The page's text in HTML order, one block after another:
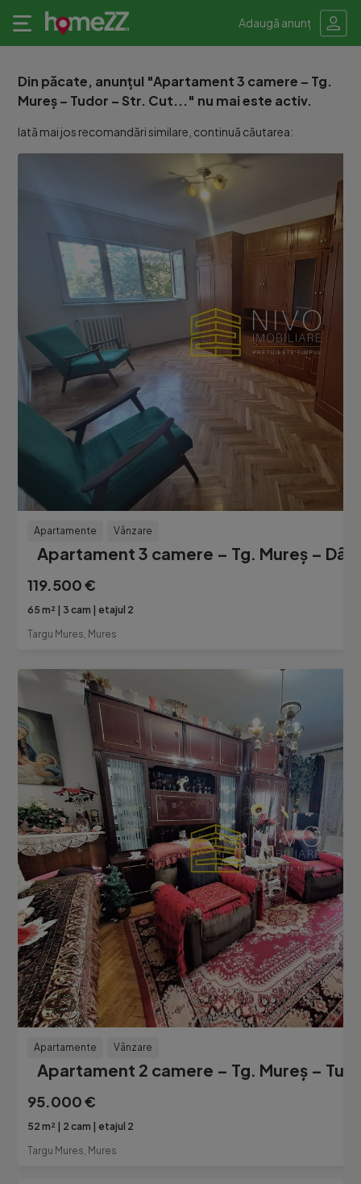
Adaugă anunț
Din păcate, anunțul "Apartament 3 camere – Tg.
Mureș – Tudor – Str. Cut..." nu mai este activ.
Iată mai jos recomandări similare, continuă căutarea:
Apartamente Vânzare
Apartament 3 camere – Tg. Mureș –
119.500 €
65 m² 3 cam
etajul 2
Targu Mures, Mures
Apartamente Vânzare
Apartament 2 camere – Tg. Mureș –
95.000 €
52 m² 2 cam
etajul 2
Targu Mures, Mures